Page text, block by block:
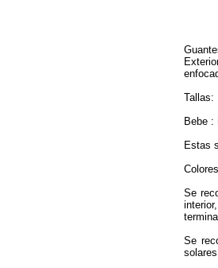
Tallas:
Bebe :
Estas
Se
Se